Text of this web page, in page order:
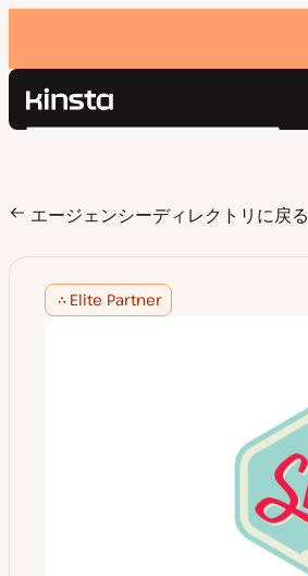
Kinsta®
価格設定
お問い合わせ
検
エージェンシーディレクトリに戻る
Elite Partner